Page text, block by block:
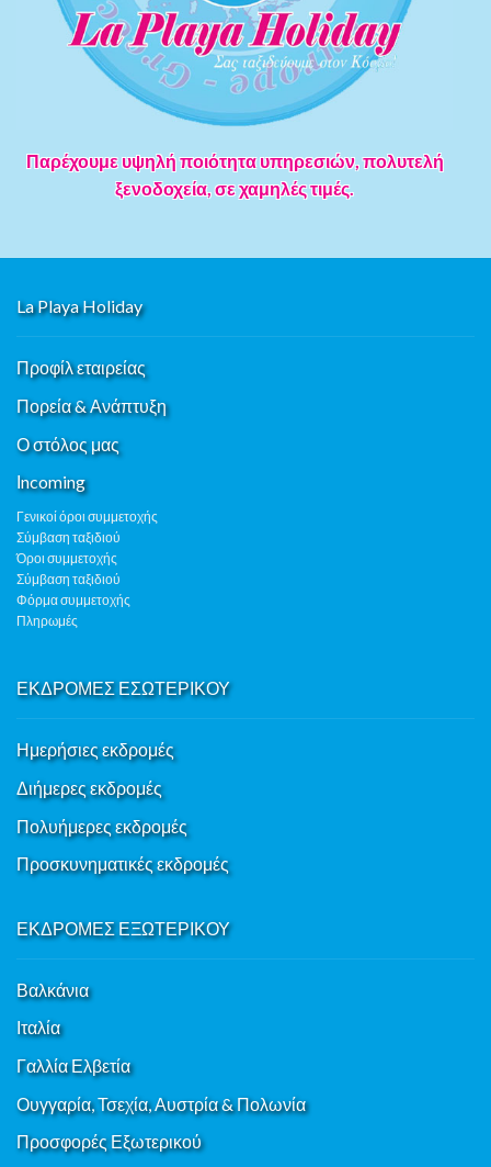
Παρέχουμε υψηλή ποιότητα υπηρεσιών, πολυτελή
ξενοδοχεία, σε χαμηλές τιμές.
La Playa Holiday
Προφίλ εταιρείας
Πορεία & Ανάπτυξη
Ο στόλος μας
Ιncoming
Γενικοί όροι συμμετοχής
Σύμβαση ταξιδιού
Όροι συμμετοχής
Σύμβαση ταξιδιού
Φόρμα συμμετοχής
Πληρωμές
ΕΚΔΡΟΜΕΣ ΕΣΩΤΕΡΙΚΟΥ
Ημερήσιες εκδρομές
Διήμερες εκδρομές
Πολυήμερες εκδρομές
Προσκυνηματικές εκδρομές
ΕΚΔΡΟΜΕΣ ΕΞΩΤΕΡΙΚΟΥ
Βαλκάνια
Ιταλία
Γαλλία Ελβετία
Ουγγαρία, Τσεχία, Αυστρία & Πολωνία
Προσφορές Εξωτερικού